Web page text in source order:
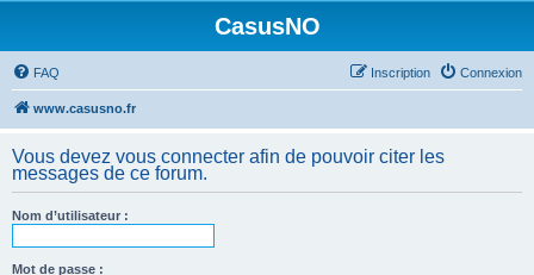
CasusNO
FAQ Connexion
Inscription
www.casusno.fr
Vous devez vous connecter afin de pouvoir citer les
messages de ce forum.
Nom d’utilisateur :
Mot de passe :